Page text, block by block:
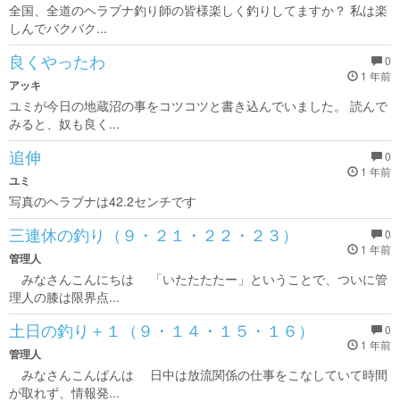
全国、全道のヘラブナ釣り師の皆様楽しく釣りしてますか？ 私は楽
しんでバクバク...
0
1 年前
良くやったわ
アッキ
ユミが今日の地蔵沼の事をコツコツと書き込んでいました。 読んで
みると、奴も良く...
0
1 年前
追伸
ユミ
写真のヘラブナは42.2センチです
0
1 年前
三連休の釣り（９・２１・２２・２３）
管理人
みなさんこんにちは 「いたたたたー」ということで、ついに管
理人の膝は限界点...
0
1 年前
土日の釣り＋１（９・１４・１５・１６）
管理人
みなさんこんばんは 日中は放流関係の仕事をこなしていて時間
が取れず、情報発...